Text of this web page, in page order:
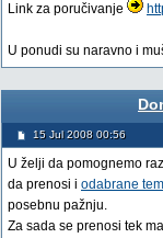
Link za poručivanje
U ponudi su naravno i
15 Jul 2008 00:56
U želji da pomognemo
da prenosi i odabrane
posebnu pažnju.
Za sada se prenosi tek